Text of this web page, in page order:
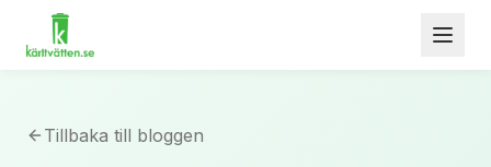
Tillbaka till bloggen